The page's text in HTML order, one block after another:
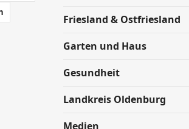
Friesland & Ostfriesland
Garten und Haus
Gesundheit
Landkreis Oldenburg
Medien